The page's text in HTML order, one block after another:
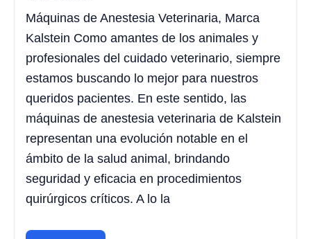
Máquinas de Anestesia Veterinaria, Marca
Kalstein Como amantes de los animales y
profesionales del cuidado veterinario, siempre
estamos buscando lo mejor para nuestros
queridos pacientes. En este sentido, las
máquinas de anestesia veterinaria de Kalstein
representan una evolución notable en el
ámbito de la salud animal, brindando
seguridad y eficacia en procedimientos
quirúrgicos críticos. A lo la